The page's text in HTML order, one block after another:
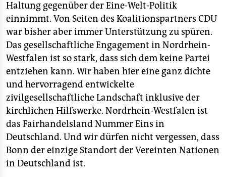
Haltung gegenüber der Eine-Welt-Politik
einnimmt. Von Seiten des Koalitionspartners CDU
war bisher aber immer Unterstützung zu spüren.
Das gesellschaftliche Engagement in Nordrhein-
Westfalen ist so stark, dass sich dem keine Partei
entziehen kann. Wir haben hier eine ganz dichte
und hervorragend entwickelte
zivilgesellschaftliche Landschaft inklusive der
kirchlichen Hilfswerke. Nordrhein-Westfalen ist
das Fairhandelsland Nummer Eins in
Deutschland. Und wir dürfen nicht vergessen, dass
Bonn der einzige Standort der Vereinten Nationen
in Deutschland ist.